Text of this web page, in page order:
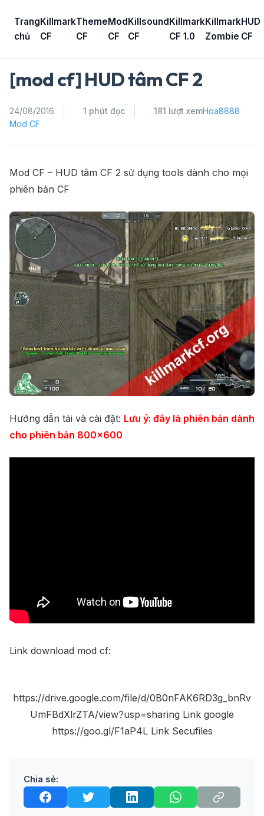
content
Trang
chủ
Killmark
CF
Theme
CF
Mod
CF
Killsound
CF
Killmark
CF 1.0
Killmark
Zombie
HUD
CF
[mod cf] HUD tâm CF 2
24/08/2016 1 phút đọc 181 lượt xemHoa8888
Mod CF
Mod CF – HUD tâm CF 2 sử dụng tools dành cho mọi
phiên bản CF
Hướng dẫn tải và cài đặt: Lưu ý: đây là phiên bản dành
cho phiên bản 800×600
Link download mod cf:
https://drive.google.com/file/d/0B0nFAK6RD3g_bnRv
UmFBdXlrZTA/view?usp=sharing Link google
https://goo.gl/F1aP4L Link Secufiles
Chia sẻ: